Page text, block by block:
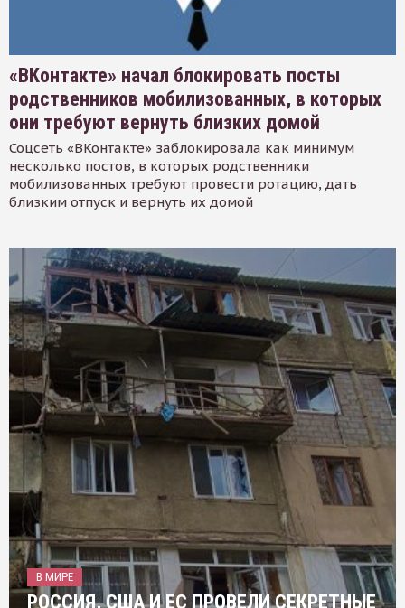
«ВКонтакте» начал блокировать посты
родственников мобилизованных, в которых
они требуют вернуть близких домой
Соцсеть «ВКонтакте» заблокировала как минимум
несколько постов, в которых родственники
мобилизованных требуют провести ротацию, дать
близким отпуск и вернуть их домой
В МИРЕ
РОССИЯ, США И ЕС ПРОВЕЛИ СЕКРЕТНЫЕ